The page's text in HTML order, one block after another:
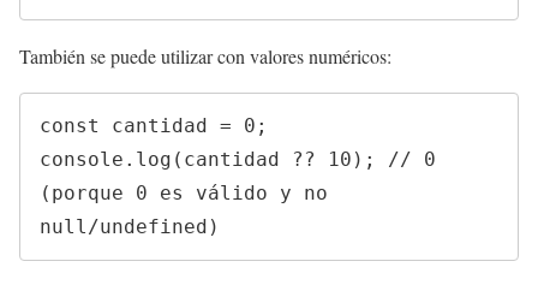
También se puede utilizar con valores numéricos:
const cantidad = 0;
console.log(cantidad ?? 10); // 0
(porque 0 es válido y no
null/undefined)